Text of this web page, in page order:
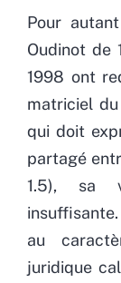
Pour
Oudinot de
1998 ont
matriciel
qui doit
partagé
1.5), sa
au
juridique